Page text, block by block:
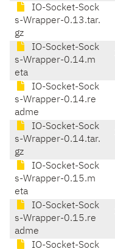
IO-Socket-Sock
s-Wrapper-0.13.tar.
gz
IO-Socket-Sock
s-Wrapper-0.14.m
eta
IO-Socket-Sock
s-Wrapper-0.14.re
adme
IO-Socket-Sock
s-Wrapper-0.14.tar.
gz
IO-Socket-Sock
s-Wrapper-0.15.m
eta
IO-Socket-Sock
s-Wrapper-0.15.re
adme
IO-Socket-Sock